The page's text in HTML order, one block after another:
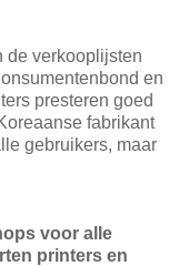
de verkooplijsten
en
presteren goed
fabrikant
gebruikers, maar
voor alle
printers en